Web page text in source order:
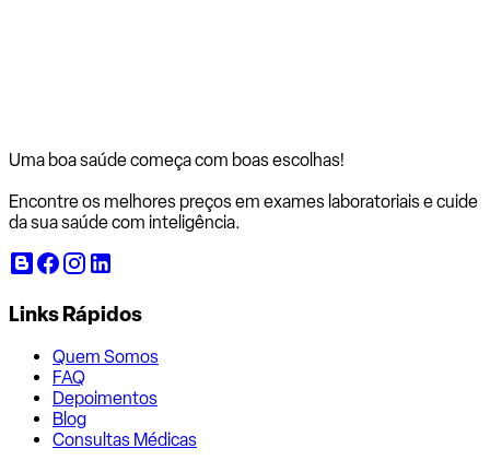
Uma boa saúde começa com boas escolhas!
Encontre os melhores preços em exames laboratoriais e cuide
da sua saúde com inteligência.
Links Rápidos
Quem Somos
FAQ
Depoimentos
Blog
Consultas Médicas